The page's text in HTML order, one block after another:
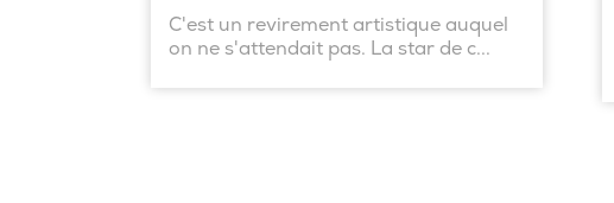
C'est un revirement artistique auquel
on ne s'attendait pas. La star de c...